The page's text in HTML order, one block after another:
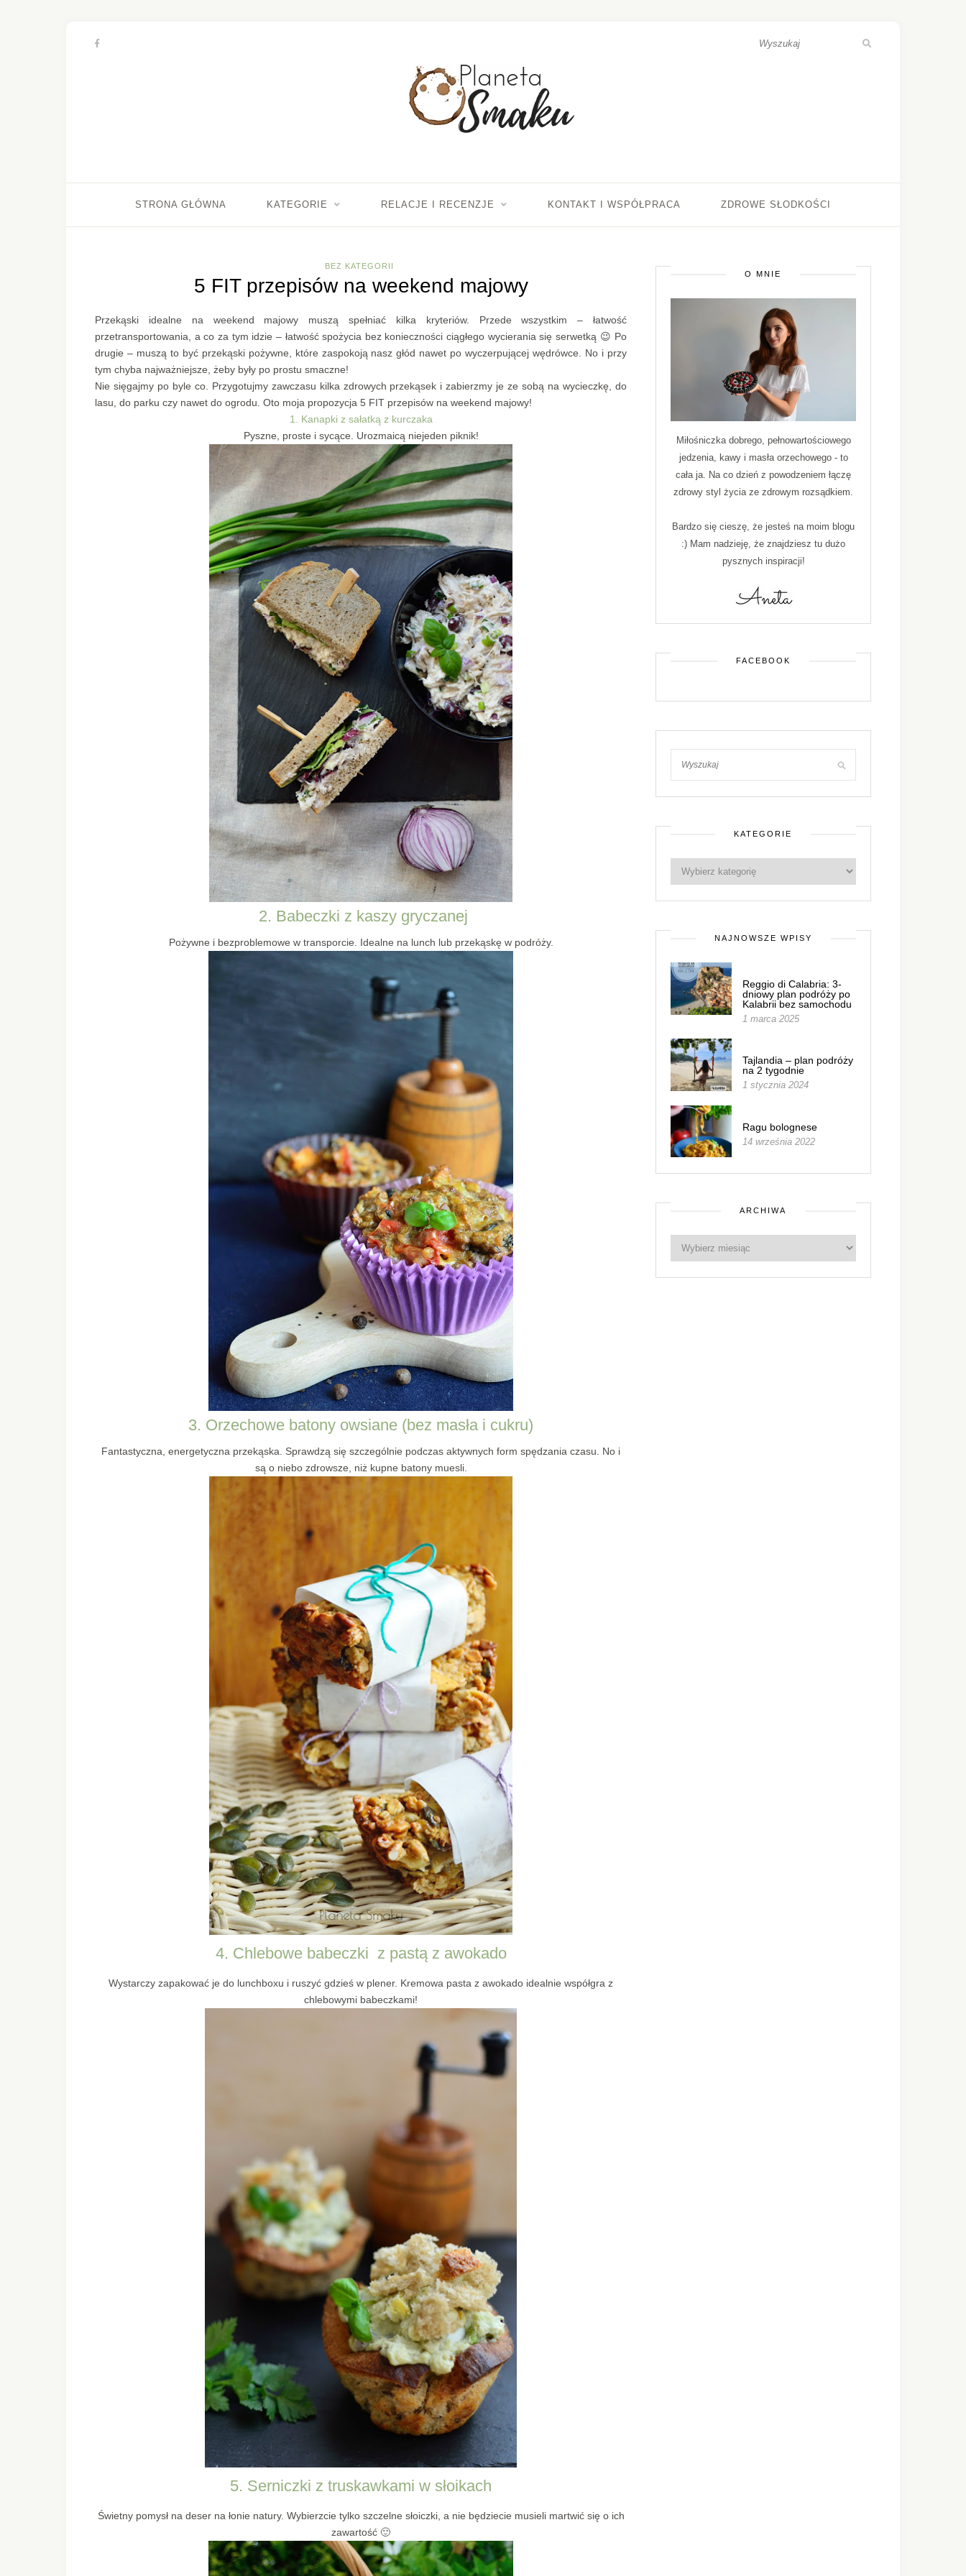
STRONA GŁÓWNA KATEGORIE RELACJE I RECENZJE KONTAKT I WSPÓŁPRACA ZDROWE SŁODKOŚCI
BEZ KATEGORII
5 FIT przepisów na weekend majowy
Przekąski idealne na weekend majowy muszą spełniać kilka kryteriów. Przede wszystkim – łatwość
przetransportowania, a co za tym idzie – łatwość spożycia bez konieczności ciągłego wycierania się serwetką 😉 Po
drugie – muszą to być przekąski pożywne, które zaspokoją nasz głód nawet po wyczerpującej wędrówce. No i przy
tym chyba najważniejsze, żeby były po prostu smaczne!
Nie sięgajmy po byle co. Przygotujmy zawczasu kilka zdrowych przekąsek i zabierzmy je ze sobą na wycieczkę, do
lasu, do parku czy nawet do ogrodu. Oto moja propozycja 5 FIT przepisów na weekend majowy!
1. Kanapki z sałatką z kurczaka
Pyszne, proste i sycące. Urozmaicą niejeden piknik!
2. Babeczki z kaszy gryczanej
Pożywne i bezproblemowe w transporcie. Idealne na lunch lub przekąskę w podróży.
3. Orzechowe batony owsiane (bez masła i cukru)
Fantastyczna, energetyczna przekąska. Sprawdzą się szczególnie podczas aktywnych form spędzania czasu. No i
są o niebo zdrowsze, niż kupne batony muesli.
4. Chlebowe babeczki z pastą z awokado
Wystarczy zapakować je do lunchboxu i ruszyć gdzieś w plener. Kremowa pasta z awokado idealnie współgra z
chlebowymi babeczkami!
5. Serniczki z truskawkami w słoikach
Świetny pomysł na deser na łonie natury. Wybierzcie tylko szczelne słoiczki, a nie będziecie musieli martwić się o ich
zawartość 🙂
O MNIE
Miłośniczka dobrego, pełnowartościowego
jedzenia, kawy i masła orzechowego - to
cała ja. Na co dzień z powodzeniem łączę
zdrowy styl życia ze zdrowym rozsądkiem.
Bardzo się cieszę, że jesteś na moim blogu
:) Mam nadzieję, że znajdziesz tu dużo
pysznych inspiracji!
FACEBOOK
KATEGORIE
NAJNOWSZE WPISY
Reggio di Calabria: 3-
dniowy plan podróży po
Kalabrii bez samochodu
1 marca 2025
Tajlandia – plan podróży
na 2 tygodnie
1 stycznia 2024
Ragu bolognese
14 września 2022
ARCHIWA